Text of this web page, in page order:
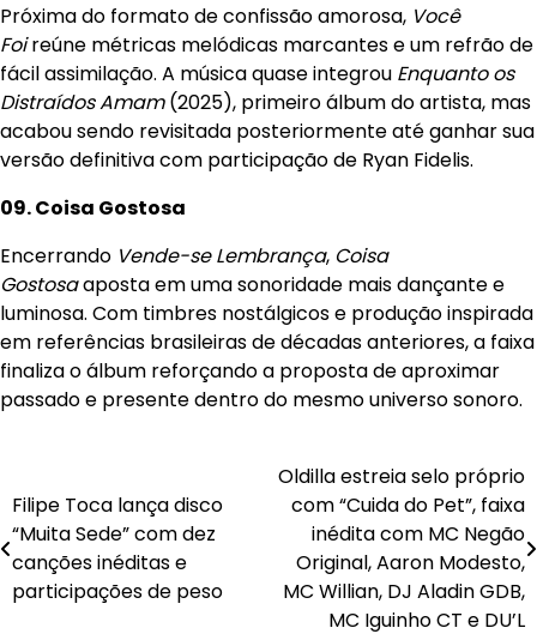
Próxima do formato de confissão amorosa, Você
Foireúne métricas melódicas marcantes e um refrão de
fácil assimilação. A música quase integrou Enquanto os
Distraídos Amam(2025), primeiro álbum do artista, mas
acabou sendo revisitada posteriormente até ganhar sua
versão definitiva com participação de Ryan Fidelis.
09. Coisa Gostosa
Encerrando Vende-se Lembrança, Coisa
Gostosaaposta em uma sonoridade mais dançante e
luminosa. Com timbres nostálgicos e produção inspirada
em referências brasileiras de décadas anteriores, a faixa
finaliza o álbum reforçando a proposta de aproximar
passado e presente dentro do mesmo universo sonoro.
de
Post
Filipe Toca lança disco
“Muita Sede” com dez
canções inéditas e
participações de peso
Oldilla estreia selo próprio
com “Cuida do Pet”, faixa
inédita com MC Negão
Original, Aaron Modesto,
MC Willian, DJ Aladin GDB,
MC Iguinho CT e DU’L